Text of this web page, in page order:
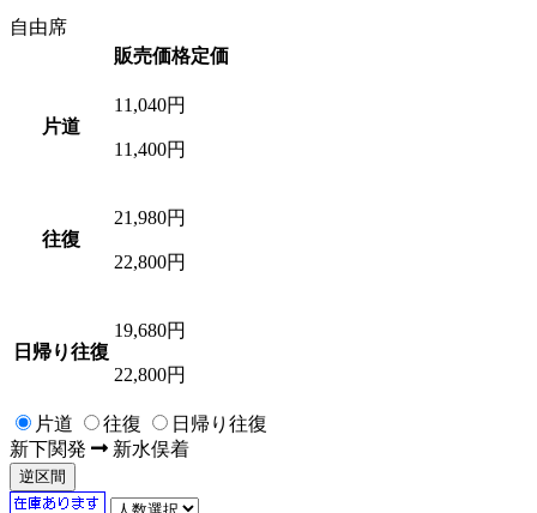
自由席
販売価格定価
片道
11,040円
11,400円
往復
21,980円
22,800円
日帰り往復
19,680円
22,800円
片道 往復
日帰り往復
新下関発 新水俣着
逆区間